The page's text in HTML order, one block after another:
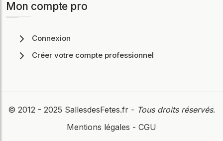
Mon compte pro
Connexion
Créer votre compte professionnel
© 2012 - 2025 SallesdesFetes.fr - Tous droits réservés.
Mentions légales - CGU